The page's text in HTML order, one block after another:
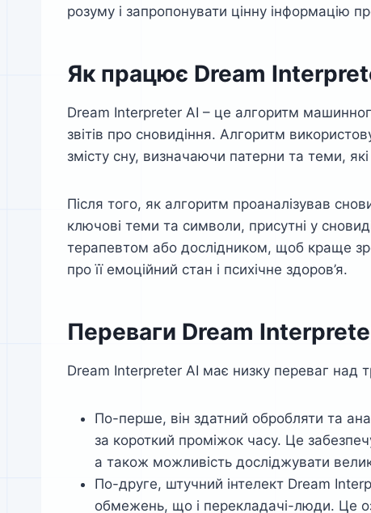
розуму і запропонувати цінну інформацію
Як працює Dream
Dream Interpreter AI – це алгоритм
звітів про сновидіння. Алгоритм
змісту сну, визначаючи патерни та теми,
Після того, як алгоритм проаналізував
ключові теми та символи, присутні у
терапевтом або дослідником, щоб краще
про її емоційний стан і психічне здоров’я.
Переваги Dream
Dream Interpreter AI має низку переваг над
По-перше, він здатний обробляти та
за короткий проміжок часу. Це
а також можливість досліджувати
По-друге, штучний інтелект Dream
обмежень, що і перекладачі-люди. Це